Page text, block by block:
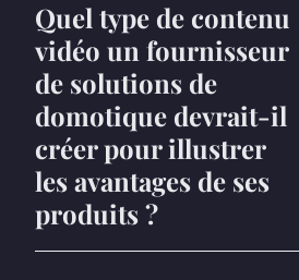
Quel type de contenu
vidéo un fournisseur
de solutions de
domotique devrait-il
créer pour illustrer
les avantages de ses
produits ?